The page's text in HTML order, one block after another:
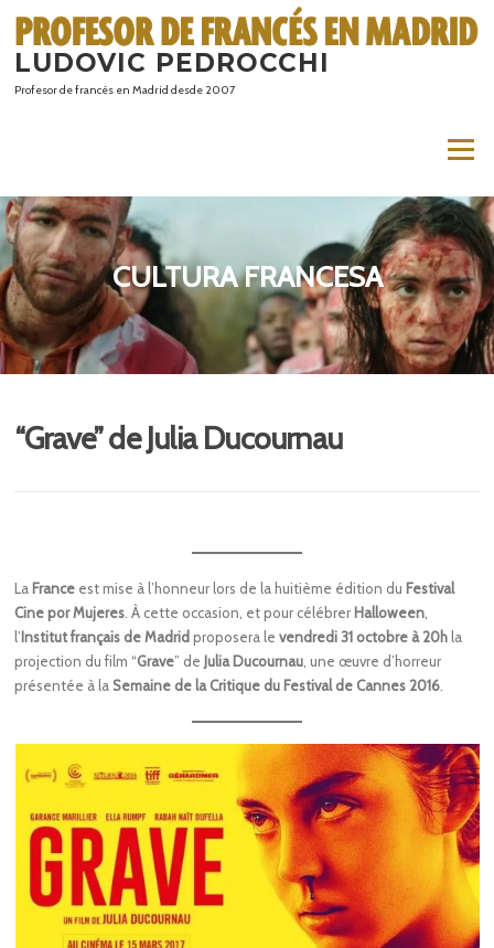
contenido
LUDOVIC PEDROCCHI
Profesor de francés en Madrid desde 2007
Menú
CULTURA FRANCESA
“Grave” de Julia Ducournau
La France est mise à l’honneur lors de la huitième édition du Festival
Cine por Mujeres . À cette occasion, et pour célébrer Halloween
l’Institut français de Madrid proposera levendredi 31 octobre à 20h la
projection du film “Grave” de Julia Ducournau , une œuvre d’horreur
présentée à la Semaine de la Critique du Festival de Cannes 2016